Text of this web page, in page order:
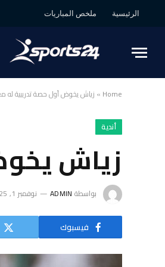
الرئيسية ملخص المباريات
Home
» زياش يخوض أول حصة تدريبية له
أندية
زياش
بواسطة ADMIN نوفمبر 1, 2025
فيسبوك